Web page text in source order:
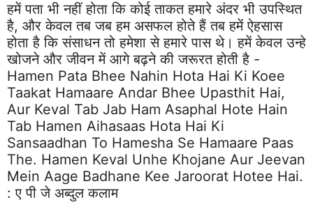
हमें पता भी नहीं होता कि कोई ताकत हमारे अंदर भी उपस्थित
है, और केवल तब जब हम असफल होते हैं तब हमें ऐहसास
होता है कि संसाधन तो हमेशा से हमारे पास थे। हमें केवल उन्हे
खोजने और जीवन में आगे बढ़ने की जरूरत होती है -
Hamen Pata Bhee Nahin Hota Hai Ki Koee
Taakat Hamaare Andar Bhee Upasthit Hai,
Aur Keval Tab Jab Ham Asaphal Hote Hain
Tab Hamen Aihasaas Hota Hai Ki
Sansaadhan To Hamesha Se Hamaare Paas
The. Hamen Keval Unhe Khojane Aur Jeevan
Mein Aage Badhane Kee Jaroorat Hotee Hai.
:ए पी जे अब्दुल कलाम